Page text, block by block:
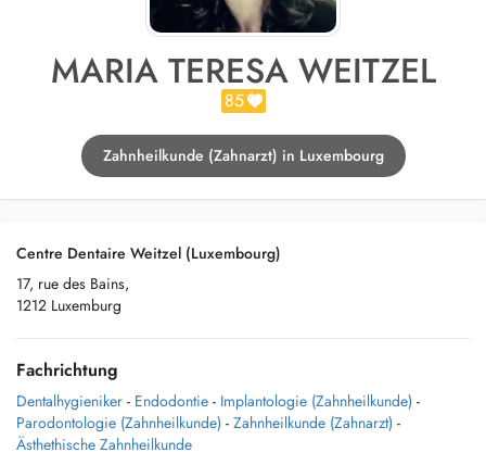
MARIA TERESA WEITZEL
85
Zahnheilkunde (Zahnarzt) in Luxembourg
Centre Dentaire Weitzel (Luxembourg)
17, rue des Bains,
1212 Luxemburg
Fachrichtung
Dentalhygieniker - Endodontie - Implantologie (Zahnheilkunde) -
Parodontologie (Zahnheilkunde) - Zahnheilkunde (Zahnarzt) -
Ästhethische Zahnheilkunde